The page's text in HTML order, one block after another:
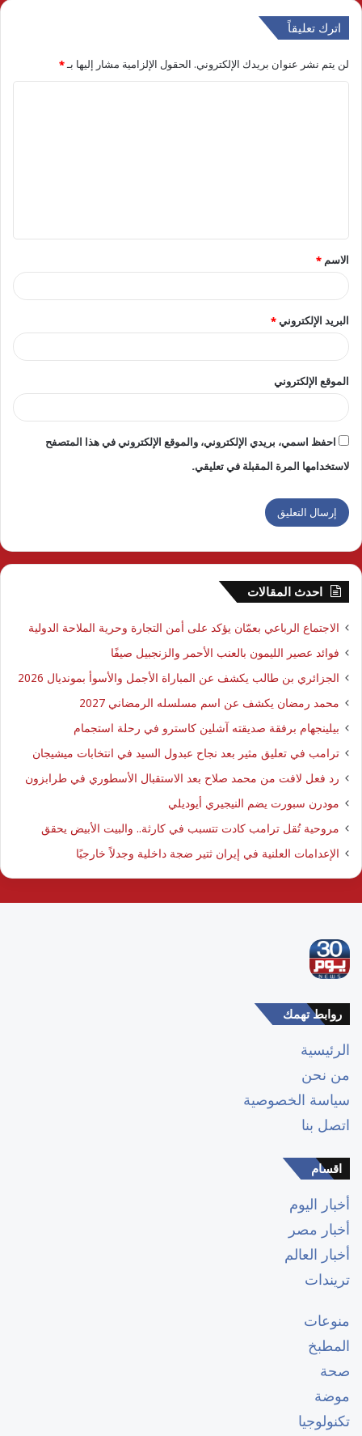
اترك تعليقاً
لن يتم نشر عنوان بريدك الإلكتروني. الحقول الإلزامية مشار إليها بـ*
ق
*
الاسم *
البريد الإلكتروني*
الموقع الإلكتروني
احفظ اسمي، بريدي الإلكتروني، والموقع الإلكتروني في هذا المتصفح
لاستخدامها المرة المقبلة في تعليقي.
احدث المقالات
الاجتماع الرباعي بعمّان يؤكد على أمن التجارة وحرية الملاحة الدولية
فوائد عصير الليمون بالعنب الأحمر والزنجبيل صيفًا
الجزائري بن طالب يكشف عن المباراة الأجمل والأسوأ بمونديال 2026
محمد رمضان يكشف عن اسم مسلسله الرمضاني 2027
بيلينجهام برفقة صديقته آشلين كاسترو في رحلة استجمام
ترامب في تعليق مثير بعد نجاح عبدول السيد في انتخابات ميشيجان
رد فعل لافت من محمد صلاح بعد الاستقبال الأسطوري في طرابزون
مودرن سبورت يضم النيجيري أيوديلي
مروحية تُقل ترامب كادت تتسبب في كارثة.. والبيت الأبيض يحقق
الإعدامات العلنية في إيران ثتير ضجة داخلية وجدلاً خارجيًا
روابط تهمك
الرئيسية
من نحن
سياسة الخصوصية
اتصل بنا
اقسام
أخبار اليوم
أخبار مصر
أخبار العالم
تريندات
منوعات
المطبخ
صحة
موضة
تكنولوجيا